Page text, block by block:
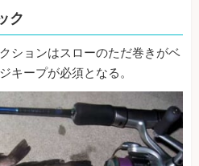
ク
ションはスローのただ巻きがベ
キープが必須となる。